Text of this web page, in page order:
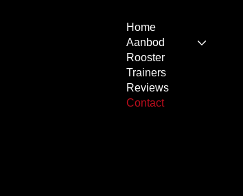
Home
Aanbod
Rooster
Trainers
Reviews
Contact